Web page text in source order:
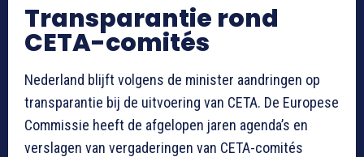
Transparantie rond
CETA-comités
Nederland blijft volgens de minister aandringen op
transparantie bij de uitvoering van CETA. De Europese
Commissie heeft de afgelopen jaren agenda’s en
verslagen van vergaderingen van CETA-comités